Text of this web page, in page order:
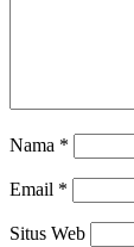
Nama *
Email *
Situs Web